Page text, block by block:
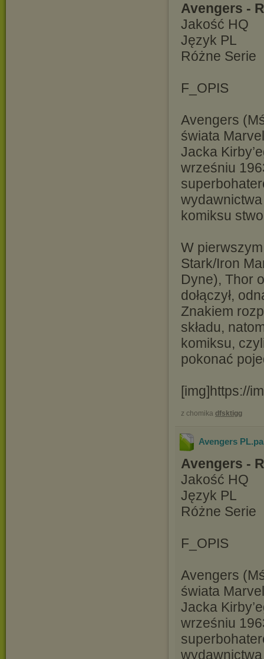
Avengers -
Jakość HQ
Język PL
Różne Serie
F_OPIS
Avengers
świata
Jacka
wrześniu
komiksu
W
Stark/Iron
Dyne), Thor
dołączył,
Znakiem
składu,
komiksu,
pokonać
[img]https://
z chomika dfsktigg
Avengers
Avengers -
Jakość HQ
Język PL
Różne Serie
F_OPIS
Avengers
świata
Jacka
wrześniu